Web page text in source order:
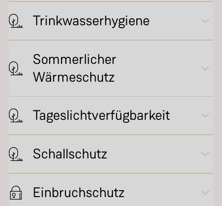
Trinkwasserhygiene
Sommerlicher
Wärmeschutz
Tageslichtverfügbarkeit
Schallschutz
Einbruchschutz